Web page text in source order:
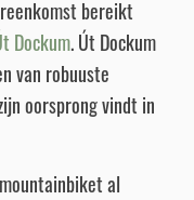
bereikt
Dockum. Út Dockum
van robuuste
oorsprong vindt in
al